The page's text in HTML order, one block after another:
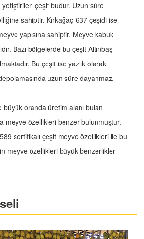
yetiştirilen çeşit budur. Uzun süre
sahiptir. Kırkağaç-637 çeşidi ise
yapısına sahiptir. Meyve kabuk
Bazı bölgelerde bu çeşit Altınbaş
Bu çeşit ise yazlık olarak
uzun süre dayanmaz.
büyük oranda üretim alanı bulan
meyve özellikleri benzer bulunmuştur.
sertifikalı çeşit meyve özellikleri ile bu
meyve özellikleri büyük benzerlikler